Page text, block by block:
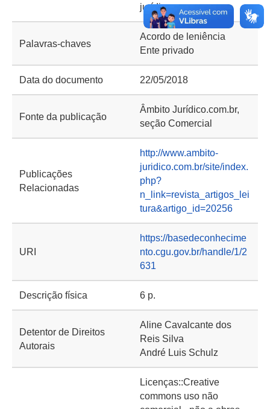
jurídica
Palavras-chaves
Acordo de leniência
Ente privado
Data do documento 22/05/2018
Fonte da publicação
Âmbito Jurídico.com.br,
seção Comercial
Publicações
Relacionadas
http://www.ambito-
juridico.com.br/site/index.
php?
n_link=revista_artigos_lei
tura&artigo_id=20256
URI
https://basedeconhecime
nto.cgu.gov.br/handle/1/2
631
Descrição física 6 p.
Detentor de Direitos
Autorais
Aline Cavalcante dos
Reis Silva
André Luis Schulz
Licenças::Creative
commons uso não